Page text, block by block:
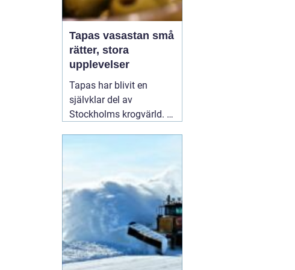
Tapas vasastan små
rätter, stora
upplevelser
Tapas har blivit en
självklar del av
Stockholms krogvärld. I
klassiker med moderna
tolkningar från hela
världen. För många
handlar en kväll01
augusti 2026